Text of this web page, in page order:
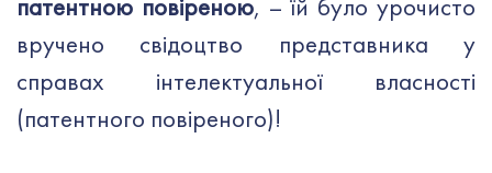
патентною повіреною, – їй було урочисто
вручено свідоцтво представника у
справах інтелектуальної власності
(патентного повіреного)!